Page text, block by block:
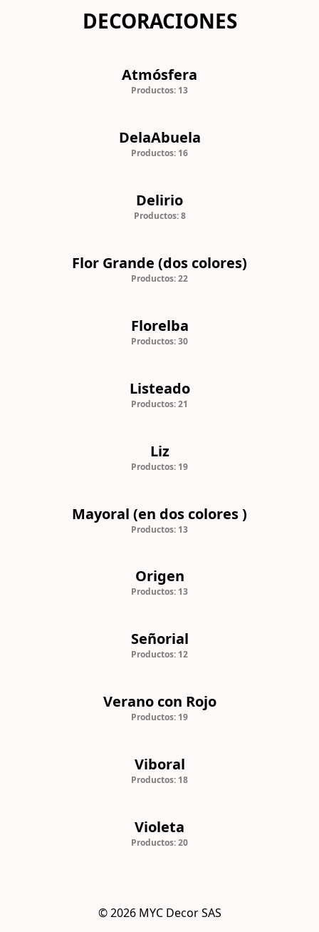
DECORACIONES
Atmósfera
Productos: 13
DelaAbuela
Productos: 16
Delirio
Productos: 8
Flor Grande (dos colores)
Productos: 22
Florelba
Productos: 30
Listeado
Productos: 21
Liz
Productos: 19
Mayoral (en dos colores )
Productos: 13
Origen
Productos: 13
Señorial
Productos: 12
Verano con Rojo
Productos: 19
Viboral
Productos: 18
Violeta
Productos: 20